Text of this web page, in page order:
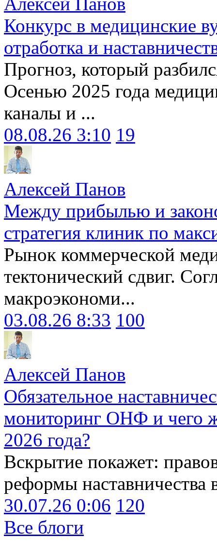
Конкурс в медицинские
отработка и
Прогноз, который
Осенью 2025 года
каналы и ...
08.08.26 3:10 19
Алексей Панов
Между прибылью и
стратегия клиник по
Рынок коммерческой
тектонический сдвиг.
макроэкономи...
03.08.26 8:33 100
Алексей Панов
Обязательное
мониторинг ОНФ и чего
2026 года?
Вскрытие покажет:
реформы наставничества
30.07.26 0:06 120
Все блоги